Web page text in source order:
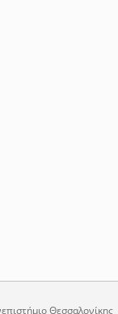
Θεσσαλονίκης